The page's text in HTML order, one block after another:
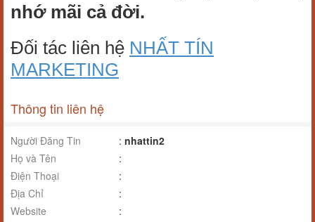
nhớ mãi cả đời.
Đối tác liên hệ NHẤT TÍN
MARKETING
Thông tin liên hệ
Người Đăng Tin : nhattin2
Họ và Tên
:
Điện Thoại
:
Địa Chỉ
:
Website
: